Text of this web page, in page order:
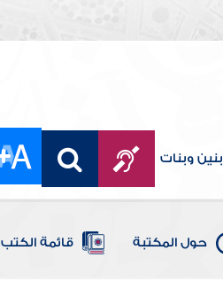
بنين وبنات
حول المكتبة قائمة الكتب